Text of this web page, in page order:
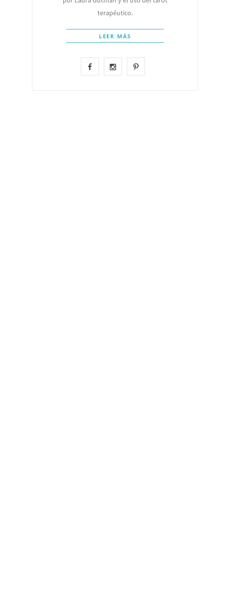
terapéutico.
LEER MÁS
F
I
P